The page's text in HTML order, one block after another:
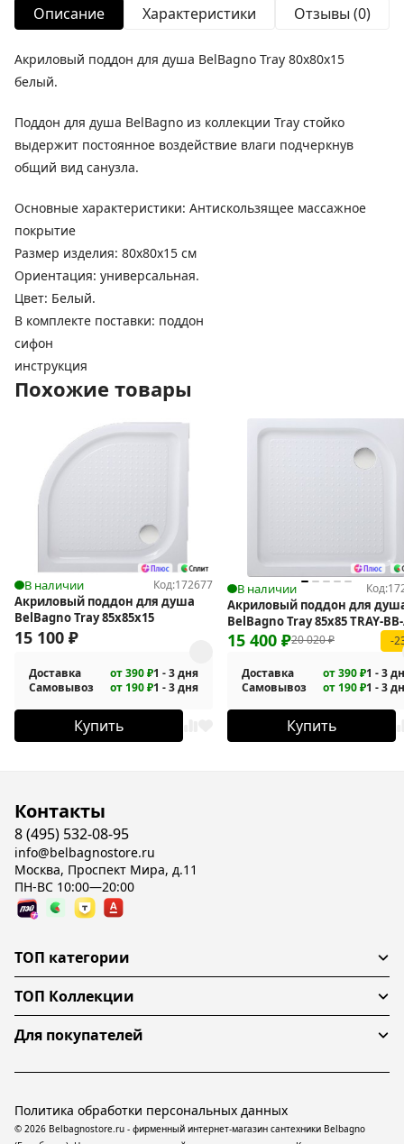
Описание Характеристики Отзывы (0)
Акриловый поддон для душа BelBagno Tray 80x80x15
белый.
Поддон для душа BelBagno из коллекции Tray стойко
выдержит постоянное воздействие влаги подчеркнув
общий вид санузла.
Основные характеристики: Антискользящее массажное
покрытие
Размер изделия: 80x80x15 см
Ориентация: универсальная.
Цвет: Белый.
В комплекте поставки: поддон
сифон
инструкция
Похожие товары
В наличии Код:172677
Акриловый поддон для душа
BelBagno Tray 85x85x15
15 100 ₽
Доставка от 390 ₽1 - 3 дня
Самовывоз
от 190 ₽1 - 3 дня
Купить
В наличии Код:
Акриловый поддон для
BelBagno Tray 85х85 TRAY-
85-15-W
20 020₽
15 400 ₽ -
Доставка от 390 ₽1 - 3
Самовывоз
от 190 ₽1 - 3
Купить
Контакты
8 (495) 532-08-95
info@belbagnostore.ru
Москва, Проспект Мира, д.11
ПН-ВС 10:00—20:00
ТОП категории
ТОП Коллекции
Для покупателей
© 2026 Belbagnostore.ru - фирменный интернет-магазин сантехники Belbagno
Политика обработки персональных данных